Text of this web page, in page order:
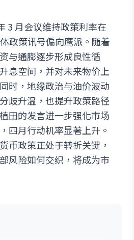
3 月会议维持政策利率在
政策讯号偏向鹰派。随着
与通膨逐步形成良性循
息空间，并对未来物价上
时，地缘政治与油价波动
歧升温，也提升政策路径
田的发言进一步强化市场
四月行动机率显著上升。
币政策正处于转折关键，
风险如何交织，将成为市